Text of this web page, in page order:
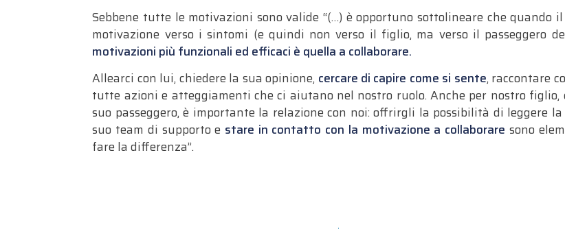
Sebbene tutte le motivazioni sono valide “(…) è opportuno sottolineare che
motivazione verso i sintomi (e quindi non verso il figlio, ma verso il passeggero
motivazioni più funzionali ed efficaci è quella a collaborare.
Allearci con lui, chiedere la sua opinione, cercare di capire come si sente, raccontare
tutte azioni e atteggiamenti che ci aiutano nel nostro ruolo. Anche per nostro
suo passeggero, è importante la relazione con noi: offrirgli la possibilità di leggere
suo team di supporto e stare in contatto con la motivazione a collaborare sono
fare la differenza”.